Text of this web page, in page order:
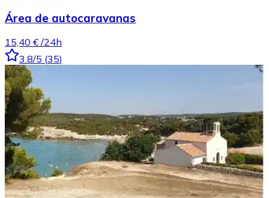
Área de autocaravanas
15,40 € /24h
3.8/5 (35)